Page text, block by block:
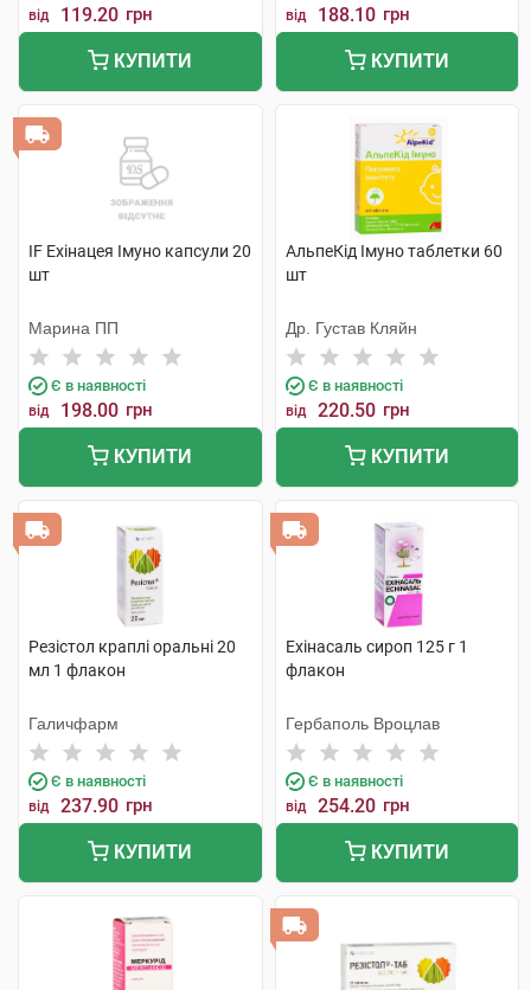
від 119.20 грн
КУПИТИ
від 188.10 грн
КУПИТИ
IF Ехінацея Імуно капсули 20
шт
Марина ПП
Є в наявності
від 198.00 грн
КУПИТИ
АльпеКід Імуно таблетки 60
шт
Др. Густав Кляйн
Є в наявності
від 220.50 грн
КУПИТИ
Резістол краплі оральні 20
мл 1 флакон
Галичфарм
Є в наявності
від 237.90 грн
КУПИТИ
Ехінасаль сироп 125 г 1
флакон
Гербаполь Вроцлав
Є в наявності
від 254.20 грн
КУПИТИ